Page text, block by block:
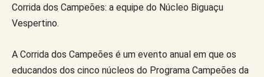
Corrida dos Campeões: a equipe do Núcleo Biguaçu
Vespertino.
A Corrida dos Campeões é um evento anual em que os
educandos dos cinco núcleos do Programa Campeões da